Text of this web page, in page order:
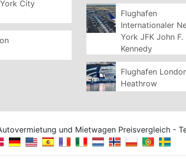
City
Flughafen
Internationaler
York JFK John F.
Kennedy
Flughafen
Heathrow
und Mietwagen Preisvergleich -